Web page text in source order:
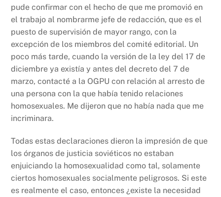
pude confirmar con el hecho de que me promovió en
el trabajo al nombrarme jefe de redacción, que es el
puesto de supervisión de mayor rango, con la
excepción de los miembros del comité editorial. Un
poco más tarde, cuando la versión de la ley del 17 de
diciembre ya existía y antes del decreto del 7 de
marzo, contacté a la OGPU con relación al arresto de
una persona con la que había tenido relaciones
homosexuales. Me dijeron que no había nada que me
incriminara.
Todas estas declaraciones dieron la impresión de que
los órganos de justicia soviéticos no estaban
enjuiciando la homosexualidad como tal, solamente
ciertos homosexuales socialmente peligrosos. Si este
es realmente el caso, entonces ¿existe la necesidad